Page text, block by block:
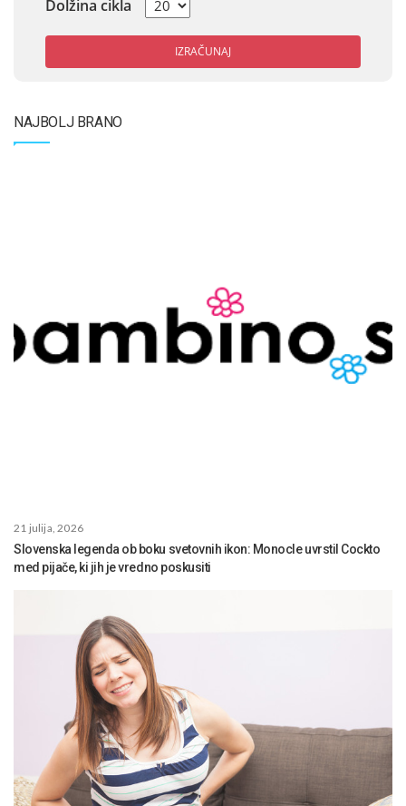
Dolžina cikla
IZRAČUNAJ
NAJBOLJ BRANO
21 julija, 2026
Slovenska legenda ob boku svetovnih ikon: Monocle uvrstil Cockto
med pijače, ki jih je vredno poskusiti